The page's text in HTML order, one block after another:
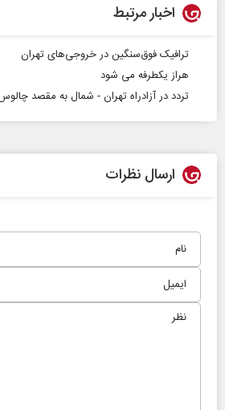
اخبار مرتبط
ترافیک فوق‌سنگین در خروجی‌های تهران
هراز یکطرفه می شود
تردد در آزادراه تهران - شمال به مقصد
ارسال نظرات